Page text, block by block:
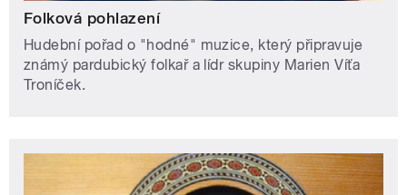
Folková pohlazení
Hudební pořad o "hodné" muzice, který připravuje
známý pardubický folkař a lídr skupiny Marien Víťa
Troníček.